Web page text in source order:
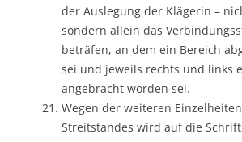
der Auslegung der Klägerin –
sondern allein das
beträfen, an dem ein Bereich
sei und jeweils rechts und links
angebracht worden sei.
Wegen der weiteren
Streitstandes wird auf die